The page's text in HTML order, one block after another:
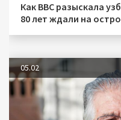
Как BBC разыскала
80 лет ждали на
05.02